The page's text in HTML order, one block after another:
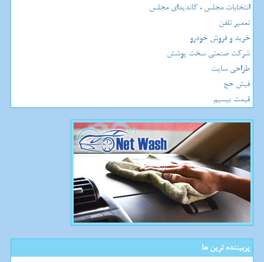
انتخابات مجلس ، کاندیدای مجلس
تعمیر تلفن
خرید و فروش خودرو
شرکت صنعتی سخت پوشش
طراحی سایت
فیش حج
قیمت بیسیم
پربیننده ترین ها